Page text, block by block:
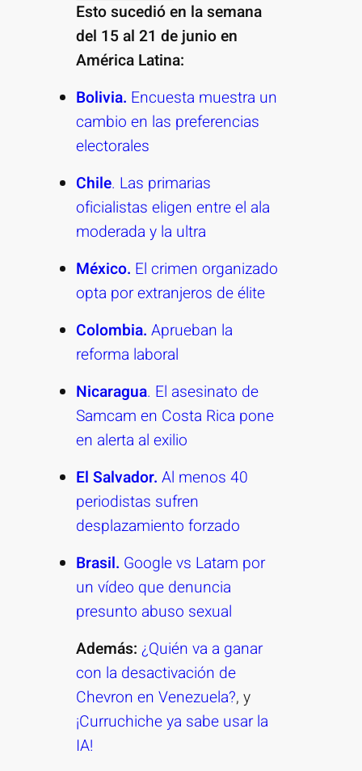
Esto sucedió en la semana
del 15 al 21 de junio en
América Latina:
Bolivia. Encuesta muestra un
cambio en las preferencias
electorales
Chile. Las primarias
oficialistas eligen entre el ala
moderada y la ultra
México. El crimen organizado
opta por extranjeros de élite
Colombia. Aprueban la
reforma laboral
Nicaragua. El asesinato de
Samcam en Costa Rica pone
en alerta al exilio
El Salvador. Al menos 40
periodistas sufren
desplazamiento forzado
Brasil. Google vs Latam por
un vídeo que denuncia
presunto abuso sexual
Además: ¿Quién va a ganar
con la desactivación de
Chevron en Venezuela?, y
¡Curruchiche ya sabe usar la
IA!